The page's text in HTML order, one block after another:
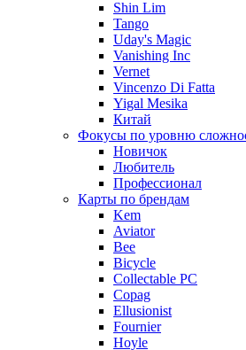
Shin Lim
Tango
Uday's Magic
Vanishing Inc
Vernet
Vincenzo Di Fatta
Yigal Mesika
Китай
Фокусы по уровню
Новичок
Любитель
Профессионал
Карты по брендам
Kem
Aviator
Bee
Bicycle
Collectable PC
Copag
Ellusionist
Fournier
Hoyle